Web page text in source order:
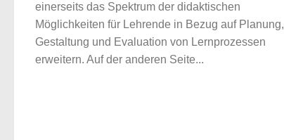
einerseits das Spektrum der didaktischen
Möglichkeiten für Lehrende in Bezug auf Planung,
Gestaltung und Evaluation von Lernprozessen
erweitern. Auf der anderen Seite...